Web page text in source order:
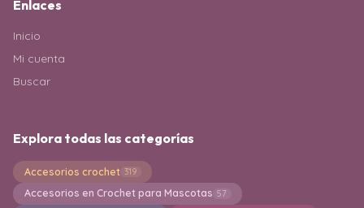
Enlaces
Inicio
Mi cuenta
Buscar
Explora todas las categorías
Accesorios crochet 319
Accesorios en Crochet para Mascotas 57